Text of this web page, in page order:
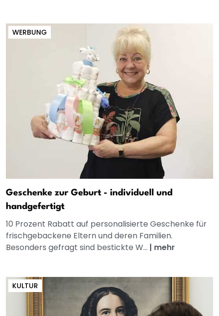
WERBUNG
Geschenke zur Geburt - individuell und
handgefertigt
10 Prozent Rabatt auf personalisierte Geschenke für
frischgebackene Eltern und deren Familien.
Besonders gefragt sind bestickte W... | mehr
KULTUR